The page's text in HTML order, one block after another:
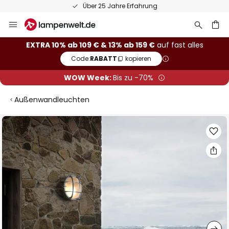
Über 25 Jahre Erfahrung
Inhalt
springen
EXTRA 10% ab 109 € & 13% ab 159 €auf fast alles
Code:RABATT kopieren
WOW Week:Bis zu -70%
Außenwandleuchten
Zum
Ende
der
Bildgalerie
springen